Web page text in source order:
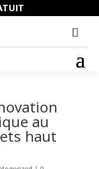
au
haut